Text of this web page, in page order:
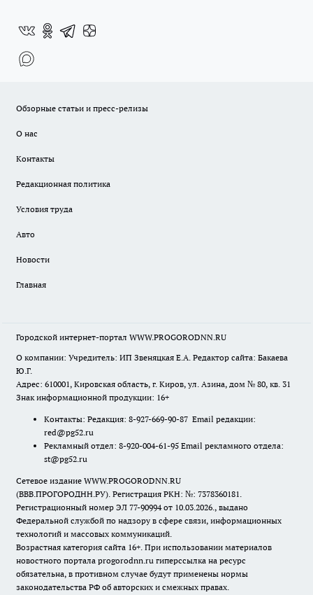
Обзорные статьи и пресс-релизы
О нас
Контакты
Редакционная политика
Условия труда
Авто
Новости
Главная
Городской интернет-портал WWW.PROGORODNN.RU
О компании: Учредитель: ИП Звеняцкая Е.А. Редактор сайта: Бакаева
Ю.Г.
Адрес: 610001, Кировская область, г. Киров, ул. Азина, дом № 80, кв. 31
Знак информационной продукции: 16+
Контакты: Редакция: 8-927-669-90-87 Email редакции:
red@pg52.ru
Рекламный отдел: 8-920-004-61-95 Email рекламного отдела:
st@pg52.ru
Сетевое издание WWW.PROGORODNN.RU
(ВВВ.ПРОГОРОДНН.РУ). Регистрация РКН: №: 7378360181.
Регистрационный номер ЭЛ 77-90994 от 10.03.2026., выдано
Федеральной службой по надзору в сфере связи, информационных
технологий и массовых коммуникаций.
Возрастная категория сайта 16+. При использовании материалов
новостного портала progorodnn.ru гиперссылка на ресурс
обязательна, в противном случае будут применены нормы
законодательства РФ об авторских и смежных правах.